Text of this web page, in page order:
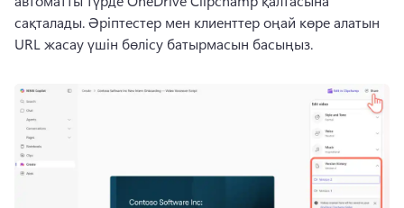
сақталады. Әріптестер мен клиенттер оңай көре алатын
URL жасау үшін бөлісу батырмасын басыңыз.